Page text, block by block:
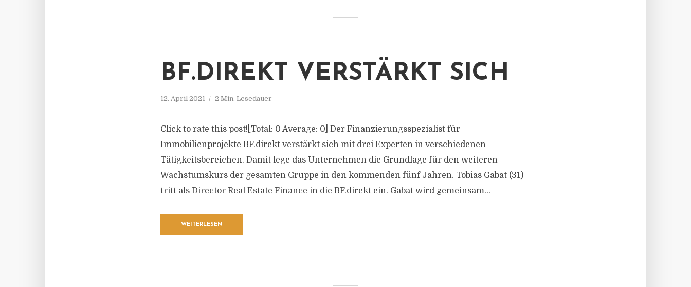
BF.DIREKT VERSTÄRKT SICH
12. April 2021 2 Min. Lesedauer
Click to rate this post![Total: 0 Average: 0] Der Finanzierungsspezialist für
Immobilienprojekte BF.direkt verstärkt sich mit drei Experten in verschiedenen
Tätigkeitsbereichen. Damit lege das Unternehmen die Grundlage für den weiteren
Wachstumskurs der gesamten Gruppe in den kommenden fünf Jahren. Tobias Gabat (31)
tritt als Director Real Estate Finance in die BF.direkt ein. Gabat wird gemeinsam...
WEITERLESEN